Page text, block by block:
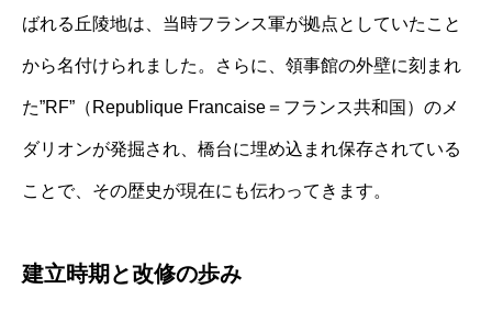
ばれる丘陵地は、当時フランス軍が拠点としていたこと
から名付けられました。さらに、領事館の外壁に刻まれ
た”RF”（Republique Francaise＝フランス共和国）のメ
ダリオンが発掘され、橋台に埋め込まれ保存されている
ことで、その歴史が現在にも伝わってきます。
建立時期と改修の歩み